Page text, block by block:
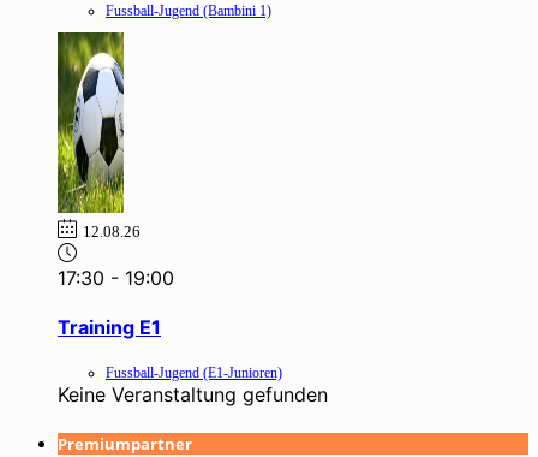
Fussball-Jugend (Bambini 1)
12.08.26
17:30 - 19:00
Training E1
Fussball-Jugend (E1-Junioren)
Keine Veranstaltung gefunden
Premiumpartner